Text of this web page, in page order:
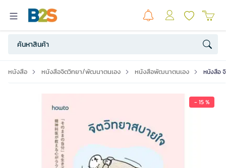
หนังสือ หนังสือจิตวิทยา/พัฒนาตนเอง หนังสือพัฒนาตนเอง หนังสือ
- 15 %